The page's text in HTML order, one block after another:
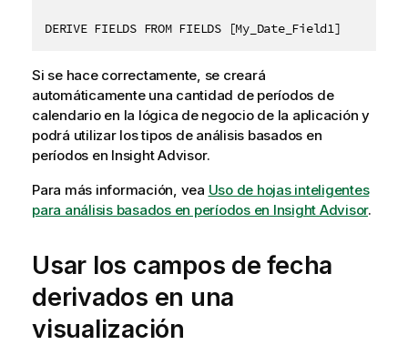
DERIVE FIELDS FROM FIELDS [My_Date_Field1],
Si se hace correctamente, se creará
automáticamente una cantidad de períodos de
calendario en la lógica de negocio de la aplicación y
podrá utilizar los tipos de análisis basados en
períodos en Insight Advisor.
Para más información, vea Uso de hojas inteligentes
para análisis basados en períodos en Insight Advisor.
Usar los campos de fecha
derivados en una
visualización